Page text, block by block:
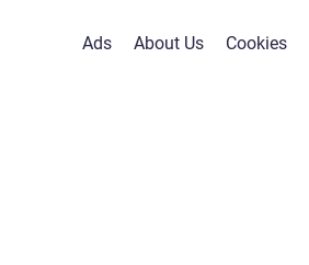
Ads About Us Cookies